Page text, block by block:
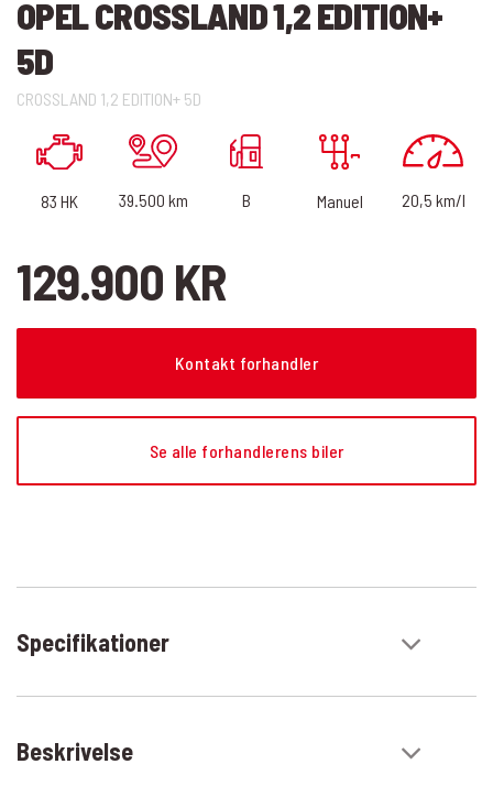
OPEL CROSSLAND 1,2 EDITION+
5D
CROSSLAND 1,2 EDITION+ 5D
83 HK 39.500 km B Manuel 20,5 km/l
129.900 KR
Kontakt forhandler
Se alle forhandlerens biler
Specifikationer
Beskrivelse